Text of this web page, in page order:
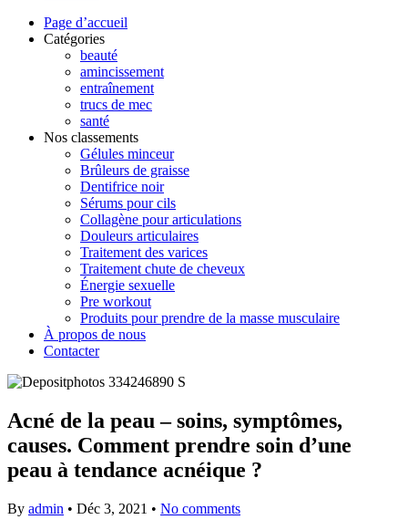
Page d’accueil
Catégories
beauté
amincissement
entraînement
trucs de mec
santé
Nos classements
Gélules minceur
Brûleurs de graisse
Dentifrice noir
Sérums pour cils
Collagène pour articulations
Douleurs articulaires
Traitement des varices
Traitement chute de cheveux
Énergie sexuelle
Pre workout
Produits pour prendre de la masse musculaire
À propos de nous
Contacter
Acné de la peau – soins, symptômes,
causes. Comment prendre soin d’une
peau à tendance acnéique ?
By admin • Déc 3, 2021 • No comments